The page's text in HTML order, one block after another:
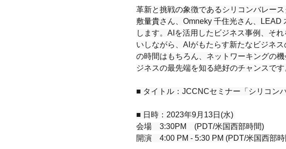
革新と挑戦の象徴であるシリコンバレー
敷量貴さん、Omneky 千住光さん、
します。AIを活用したビジネス事例、そ
いしながら、AIがもたらす新たなビジネ
の時間はもちろん、ネットワーキングの
ジネスの最先端を知る絶好のチャンスで
■ タイトル：JCCNCセミナー「シリコン
■ 日時：2023年9月13日(水)
会場　3:30PM　(PDT/米国西部時間)
開演　4:00 PM - 5:30 PM (PDT/米国西部